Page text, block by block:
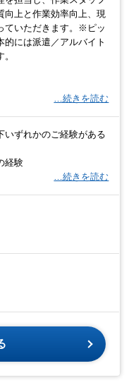
向上と作業効率向上、現
ていただきます。※ピッ
的には派遣／アルバイト
…続きを読む
いずれかのご経験がある
経験
…続きを読む